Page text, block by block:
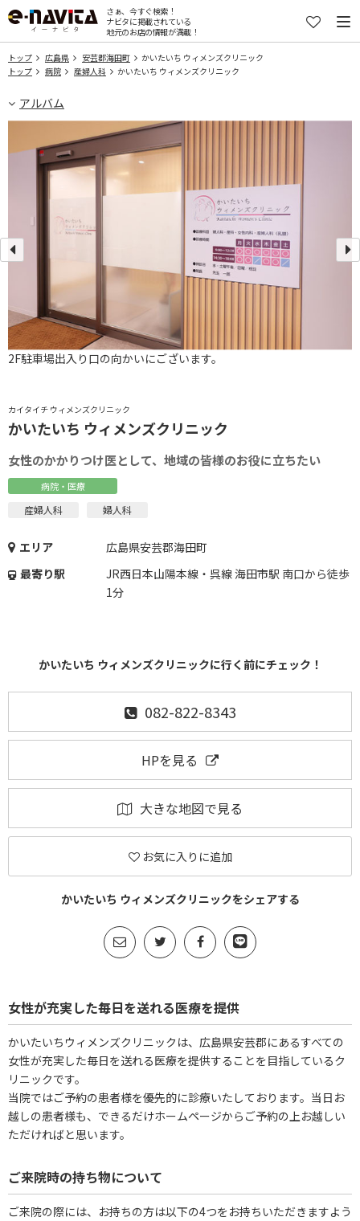
さぁ、今すぐ検索！
ナビタに掲載されている
地元のお店の情報が満載！
トップ 広島県 安芸郡海田町
かいたいち ウィメンズクリニック
トップ
病院 産婦人科 かいたいち ウィメンズクリニック
アルバム
カイタイチ ウィメンズクリニック
かいたいち ウィメンズクリニック
女性のかかりつけ医として、地域の皆様のお役に立ちたい
病院・医療
産婦人科 婦人科
エリア
広島県安芸郡海田町
最寄り駅
JR西日本山陽本線・呉線 海田市駅 南口から徒歩
1分
かいたいち ウィメンズクリニックに行く前にチェック！
082-822-8343
HPを見る
大きな地図で見る
お気に入りに追加
かいたいち ウィメンズクリニックをシェアする
2F駐車場出入り口の向かいにございます。
女性が充実した毎日を送れる医療を提供
かいたいちウィメンズクリニックは、広島県安芸郡にあるすべての
女性が充実した毎日を送れる医療を提供することを目指しているク
リニックです。
当院ではご予約の患者様を優先的に診療いたしております。当日お
越しの患者様も、できるだけホームページからご予約の上お越しい
ただければと思います。
ご来院時の持ち物について
ご来院の際には、お持ちの方は以下の4つをお持ちいただきますよう